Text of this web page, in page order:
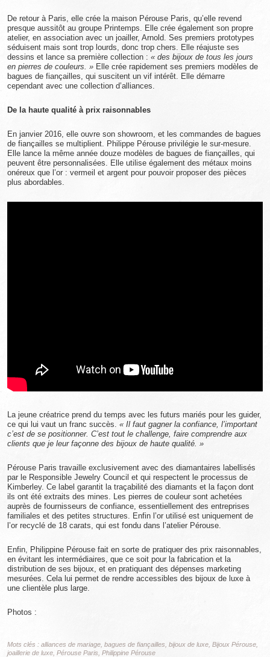
De retour à Paris, elle crée la maison Pérouse Paris, qu’elle revend
presque aussitôt au groupe Printemps. Elle crée également son propre
atelier, en association avec un joailler, Arnold. Ses premiers prototypes
séduisent mais sont trop lourds, donc trop chers. Elle réajuste ses
dessins et lance sa première collection : « des bijoux de tous les jours
en pierres de couleurs. » Elle crée rapidement ses premiers modèles de
bagues de fiançailles, qui suscitent un vif intérêt. Elle démarre
cependant avec une collection d’alliances.
De la haute qualité à prix raisonnables
En janvier 2016, elle ouvre son showroom, et les commandes de bagues
de fiançailles se multiplient. Philippe Pérouse privilégie le sur-mesure.
Elle lance la même année douze modèles de bagues de fiançailles, qui
peuvent être personnalisées. Elle utilise également des métaux moins
onéreux que l’or : vermeil et argent pour pouvoir proposer des pièces
plus abordables.
La jeune créatrice prend du temps avec les futurs mariés pour les guider,
ce qui lui vaut un franc succès. « Il faut gagner la confiance, l’important
c’est de se positionner. C’est tout le challenge, faire comprendre aux
clients que je leur façonne des bijoux de haute qualité. »
Pérouse Paris travaille exclusivement avec des diamantaires labellisés
par le Responsible Jewelry Council et qui respectent le processus de
Kimberley. Ce label garantit la traçabilité des diamants et la façon dont
ils ont été extraits des mines. Les pierres de couleur sont achetées
auprès de fournisseurs de confiance, essentiellement des entreprises
familiales et des petites structures. Enfin l’or utilisé est uniquement de
l’or recyclé de 18 carats, qui est fondu dans l’atelier Pérouse.
Enfin, Philippine Pérouse fait en sorte de pratiquer des prix raisonnables,
en évitant les intermédiaires, que ce soit pour la fabrication et la
distribution de ses bijoux, et en pratiquant des dépenses marketing
mesurées. Cela lui permet de rendre accessibles des bijoux de luxe à
une clientèle plus large.
Photos :
Mots clés : alliances de mariage bagues de fiançailles bijoux de luxe Bijoux Pérouse
joaillerie de luxe Pérouse Paris Philippine Pérouse